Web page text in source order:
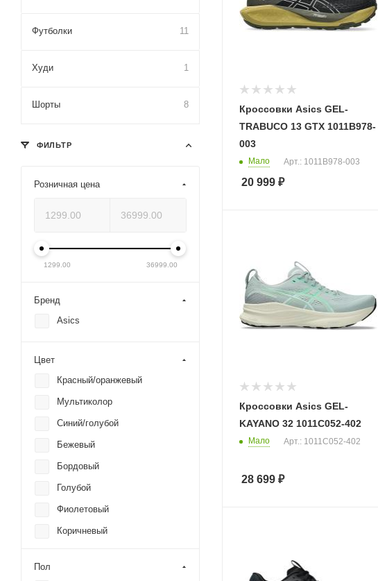
Кроссовки Asics GEL-
TRABUCO 13 GTX 1011B978-
003
Мало Арт.: 1011B978-003
20 999 ₽
Кроссовки Asics GEL-
KAYANO 32 1011C052-402
Мало Арт.: 1011C052-402
28 699 ₽
Футболки 11
Худи 1
Шорты 8
ФИЛЬТР
Розничная цена
1299.00 36999.00
Бренд
Asics
Цвет
Красный/оранжевый
Мультиколор
Синий/голубой
Бежевый
Бордовый
Голубой
Фиолетовый
Коричневый
Пол